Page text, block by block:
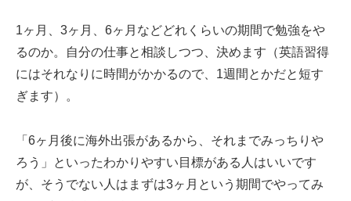
1ヶ月、3ヶ月、6ヶ月などどれくらいの期間で勉強をや
るのか。自分の仕事と相談しつつ、決めます（英語習得
にはそれなりに時間がかかるので、1週間とかだと短す
ぎます）。
「6ヶ月後に海外出張があるから、それまでみっちりや
ろう」といったわかりやすい目標がある人はいいです
が、そうでない人はまずは3ヶ月という期間でやってみ